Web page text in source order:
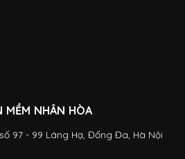
MỀM NHÂN HÒA
97 - 99 Láng Hạ, Đống Đa, Hà Nội